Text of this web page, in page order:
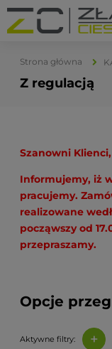
Strona główna
Z regulacją
Szanowni Klienci,
Informujemy, iż
pracujemy.
realizowane
począwszy od
przepraszamy.
Opcje
Aktywne filtry: +